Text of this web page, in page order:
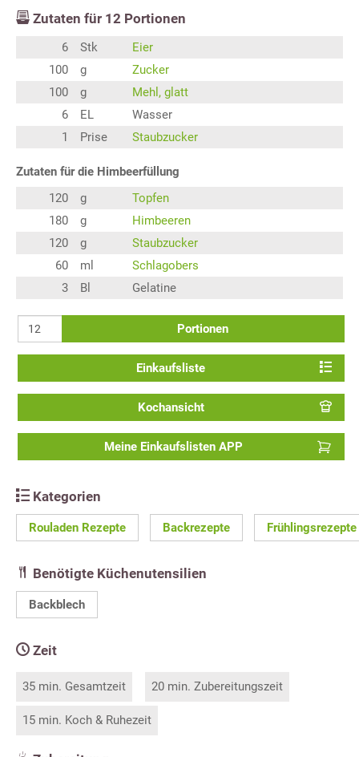
Zutaten für 12 Portionen
6 Stk
Eier
100
g
Zucker
100
g
Mehl, glatt
6
EL
Wasser
1
Prise Staubzucker
Zutaten für die Himbeerfüllung
120
g
Topfen
180
g
Himbeeren
120
g
Staubzucker
60
ml
Schlagobers
3
Bl Gelatine
Portionen
Einkaufsliste
Kochansicht
Meine Einkaufslisten APP
Kategorien
Rouladen Rezepte Backrezepte Frühlingsrezepte
Benötigte Küchenutensilien
Backblech
Zeit
35 min. Gesamtzeit 20 min. Zubereitungszeit
15 min. Koch & Ruhezeit